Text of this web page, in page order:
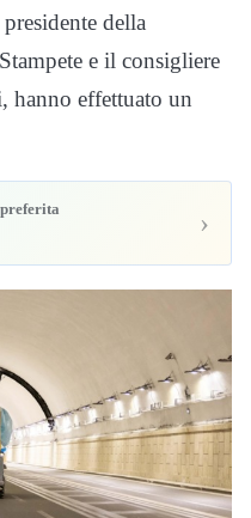
della
e il consigliere
hanno effettuato un
›